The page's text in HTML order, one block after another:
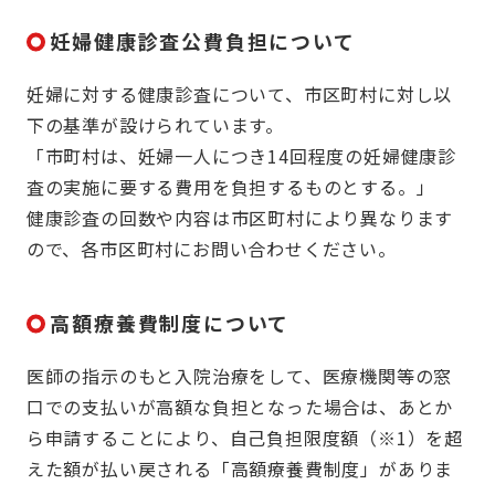
妊婦健康診査公費負担について
妊婦に対する健康診査について、市区町村に対し以
下の基準が設けられています。
「市町村は、妊婦一人につき14回程度の妊婦健康診
査の実施に要する費用を負担するものとする。」
健康診査の回数や内容は市区町村により異なります
ので、各市区町村にお問い合わせください。
高額療養費制度について
医師の指示のもと入院治療をして、医療機関等の窓
口での支払いが高額な負担となった場合は、あとか
ら申請することにより、自己負担限度額（※1）を超
えた額が払い戻される「高額療養費制度」がありま